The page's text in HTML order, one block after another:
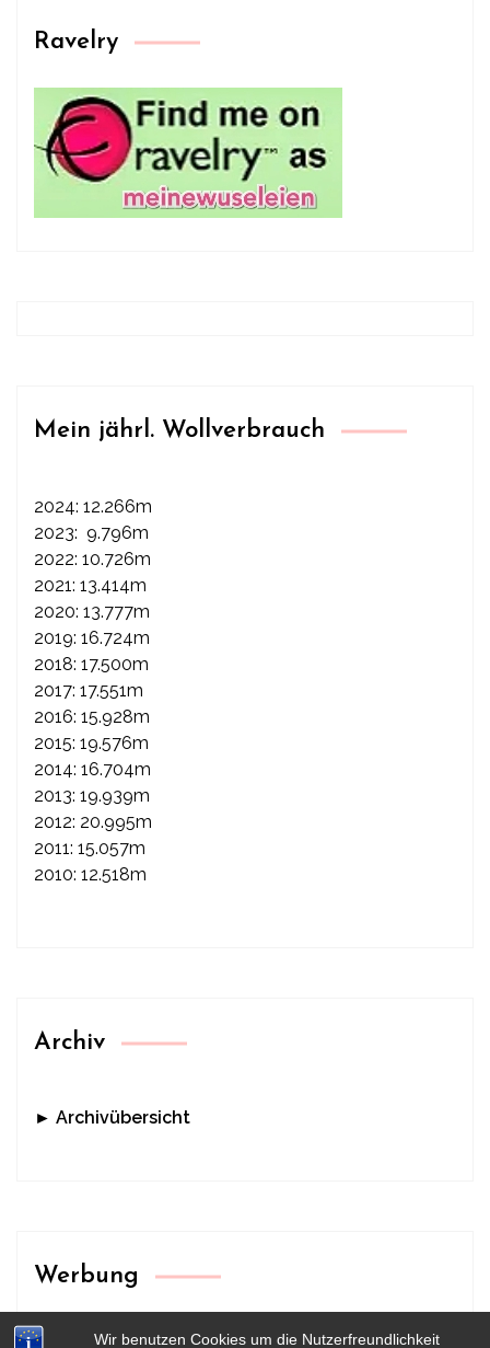
Wir benutzen Cookies um die Nutzerfreundlichkeit
Ravelry
Mein jährl. Wollverbrauch
2024: 12.266m
2023: 9.796m
2022: 10.726m
2021: 13.414m
2020: 13.777m
2019: 16.724m
2018: 17.500m
2017: 17.551m
2016: 15.928m
2015: 19.576m
2014: 16.704m
2013: 19.939m
2012: 20.995m
2011: 15.057m
2010: 12.518m
Archiv
► Archivübersicht
Werbung